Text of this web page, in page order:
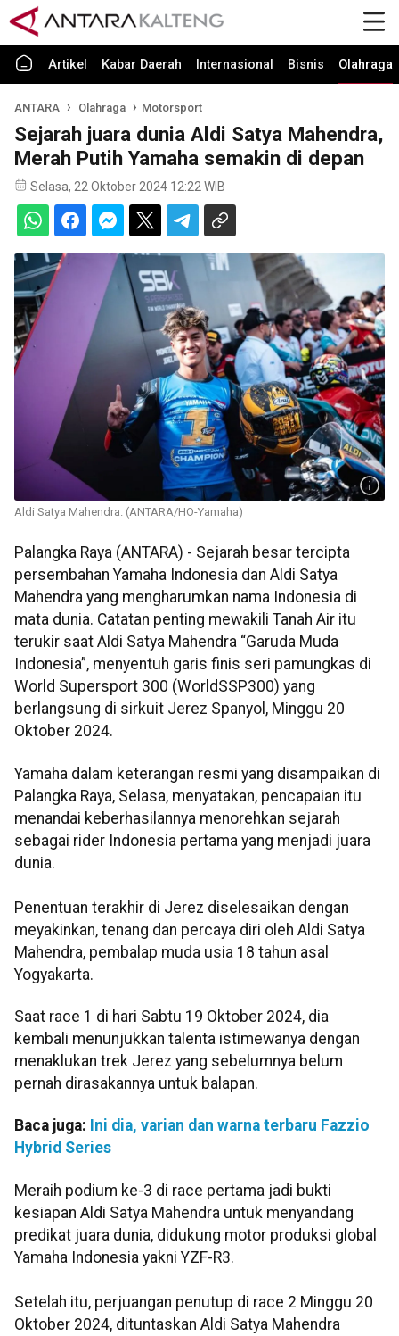
Artikel Kabar Daerah Internasional Bisnis Olahraga
ANTARA Olahraga Motorsport
Sejarah juara dunia Aldi Satya Mahendra,
Merah Putih Yamaha semakin di depan
Selasa, 22 Oktober 2024 12:22 WIB
Aldi Satya Mahendra. (ANTARA/HO-Yamaha)
Palangka Raya (ANTARA) - Sejarah besar tercipta
persembahan Yamaha Indonesia dan Aldi Satya
Mahendra yang mengharumkan nama Indonesia di
mata dunia. Catatan penting mewakili Tanah Air itu
terukir saat Aldi Satya Mahendra “Garuda Muda
Indonesia”, menyentuh garis finis seri pamungkas di
World Supersport 300 (WorldSSP300) yang
berlangsung di sirkuit Jerez Spanyol, Minggu 20
Oktober 2024.
Yamaha dalam keterangan resmi yang disampaikan di
Palangka Raya, Selasa, menyatakan, pencapaian itu
menandai keberhasilannya menorehkan sejarah
sebagai rider Indonesia pertama yang menjadi juara
dunia.
Penentuan terakhir di Jerez diselesaikan dengan
meyakinkan, tenang dan percaya diri oleh Aldi Satya
Mahendra, pembalap muda usia 18 tahun asal
Yogyakarta.
Saat race 1 di hari Sabtu 19 Oktober 2024, dia
kembali menunjukkan talenta istimewanya dengan
menaklukan trek Jerez yang sebelumnya belum
pernah dirasakannya untuk balapan.
Baca juga: Ini dia, varian dan warna terbaru Fazzio
Hybrid Series
Meraih podium ke-3 di race pertama jadi bukti
kesiapan Aldi Satya Mahendra untuk menyandang
predikat juara dunia, didukung motor produksi global
Yamaha Indonesia yakni YZF-R3.
Setelah itu, perjuangan penutup di race 2 Minggu 20
Oktober 2024, dituntaskan Aldi Satya Mahendra